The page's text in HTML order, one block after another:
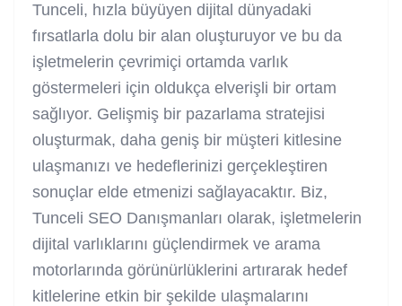
Tunceli, hızla büyüyen dijital dünyadaki
fırsatlarla dolu bir alan oluşturuyor ve bu da
işletmelerin çevrimiçi ortamda varlık
göstermeleri için oldukça elverişli bir ortam
sağlıyor. Gelişmiş bir pazarlama stratejisi
oluşturmak, daha geniş bir müşteri kitlesine
ulaşmanızı ve hedeflerinizi gerçekleştiren
sonuçlar elde etmenizi sağlayacaktır. Biz,
Tunceli SEO Danışmanları olarak, işletmelerin
dijital varlıklarını güçlendirmek ve arama
motorlarında görünürlüklerini artırarak hedef
kitlelerine etkin bir şekilde ulaşmalarını